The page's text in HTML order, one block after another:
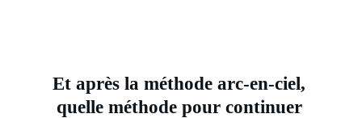
Et après la méthode arc-en-ciel,
quelle méthode pour continuer